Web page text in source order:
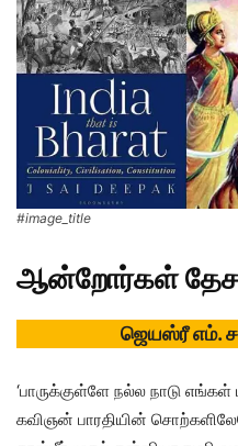
#image_title
ஆன்றோர்கள்
ஜெயஸ்ரீ எம்.
‘பாருக்குள்ளே நல்ல நாடு எங்கள்
கவிஞன் பாரதியின்